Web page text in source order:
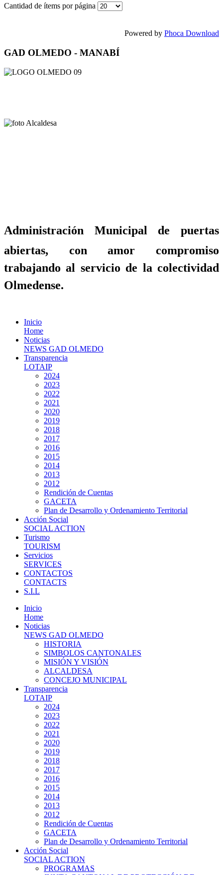
Cantidad de ítems por página
Powered by Phoca Download
GAD OLMEDO - MANABÍ
Administración Municipal de puertas
abiertas, con amor compromiso
trabajando al servicio de la colectividad
Olmedense.
Inicio
Home
Noticias
NEWS GAD OLMEDO
Transparencia
LOTAIP
2024
2023
2022
2021
2020
2019
2018
2017
2016
2015
2014
2013
2012
Rendición de Cuentas
GACETA
Plan de Desarrollo y Ordenamiento Territorial
Acción Social
SOCIAL ACTION
Turismo
TOURISM
Servicios
SERVICES
CONTACTOS
CONTACTS
S.I.L
Inicio
Home
Noticias
NEWS GAD OLMEDO
HISTORIA
SIMBOLOS CANTONALES
MISIÓN Y VISIÓN
ALCALDESA
CONCEJO MUNICIPAL
Transparencia
LOTAIP
2024
2023
2022
2021
2020
2019
2018
2017
2016
2015
2014
2013
2012
Rendición de Cuentas
GACETA
Plan de Desarrollo y Ordenamiento Territorial
Acción Social
SOCIAL ACTION
PROGRAMAS